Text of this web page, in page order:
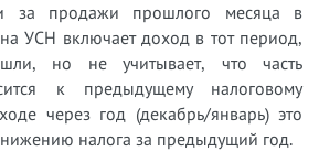
за продажи прошлого месяца в
УСН включает доход в тот период,
но не учитывает, что часть
к предыдущему налоговому
через год (декабрь/январь) это
налога за предыдущий год.